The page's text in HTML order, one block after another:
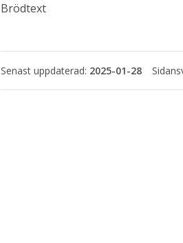
Brödtext
Senast uppdaterad: 2025-01-28